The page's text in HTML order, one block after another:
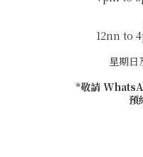
12nn to
星期日
*敬請
預